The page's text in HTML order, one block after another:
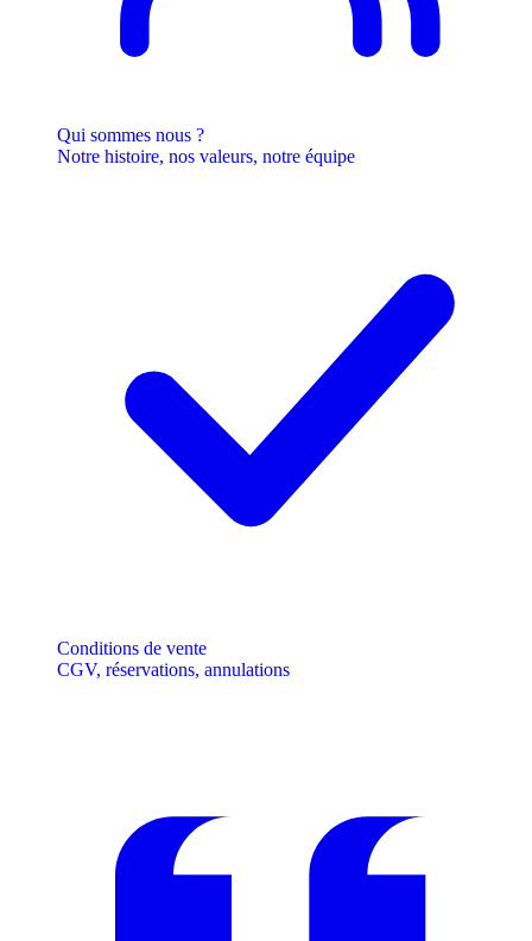
Qui sommes nous ?
Notre histoire, nos valeurs, notre équipe
Conditions de vente
CGV, réservations, annulations